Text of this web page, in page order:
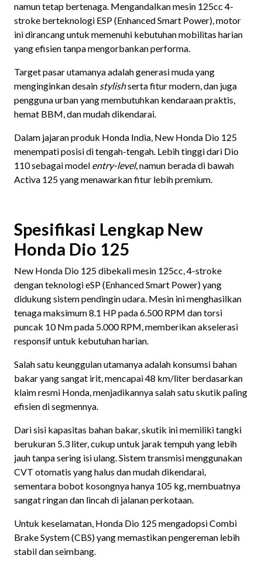
namun tetap bertenaga. Mengandalkan mesin 125cc 4-
stroke berteknologi ESP (Enhanced Smart Power), motor
ini dirancang untuk memenuhi kebutuhan mobilitas harian
yang efisien tanpa mengorbankan performa.
Target pasar utamanya adalah generasi muda yang
menginginkan desain stylishserta fitur modern, dan juga
pengguna urban yang membutuhkan kendaraan praktis,
hemat BBM, dan mudah dikendarai.
Dalam jajaran produk Honda India, New Honda Dio 125
menempati posisi di tengah-tengah. Lebih tinggi dari Dio
110 sebagai model entry-level, namun berada di bawah
Activa 125 yang menawarkan fitur lebih premium.
Spesifikasi Lengkap New
Honda Dio 125
New Honda Dio 125 dibekali mesin 125cc, 4-stroke
dengan teknologi eSP (Enhanced Smart Power) yang
didukung sistem pendingin udara. Mesin ini menghasilkan
tenaga maksimum 8.1 HP pada 6.500 RPM dan torsi
puncak 10 Nm pada 5.000 RPM, memberikan akselerasi
responsif untuk kebutuhan harian.
Salah satu keunggulan utamanya adalah konsumsi bahan
bakar yang sangat irit, mencapai 48 km/liter berdasarkan
klaim resmi Honda, menjadikannya salah satu skutik paling
efisien di segmennya.
Dari sisi kapasitas bahan bakar, skutik ini memiliki tangki
berukuran 5.3 liter, cukup untuk jarak tempuh yang lebih
jauh tanpa sering isi ulang. Sistem transmisi menggunakan
CVT otomatis yang halus dan mudah dikendarai,
sementara bobot kosongnya hanya 105 kg, membuatnya
sangat ringan dan lincah di jalanan perkotaan.
Untuk keselamatan, Honda Dio 125 mengadopsi Combi
Brake System (CBS) yang memastikan pengereman lebih
stabil dan seimbang.